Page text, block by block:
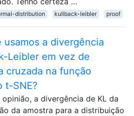
distribution kullback-leibler proof
usamos a divergência
Leibler em vez de
cruzada na função
t-SNE?
opinião, a divergência de KL da
da amostra para a distribuição